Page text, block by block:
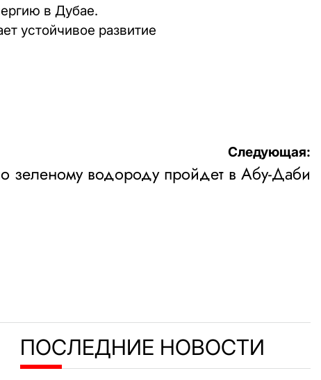
в Дубае.
устойчивое развитие
Следующая:
зеленому водороду пройдет в Абу-Даби
ПОСЛЕДНИЕ НОВОСТИ